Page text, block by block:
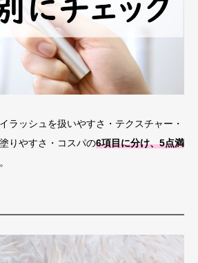
ラッシュを扱いやすさ・テクスチャー・
りやすさ・コスパの6項目に分け、5点満